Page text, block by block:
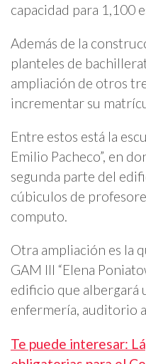
capacidad para 1,100
Además de la
planteles de
ampliación de otros
incrementar su
Entre estos está la
Emilio Pacheco”, en
segunda parte del
cúbiculos de
computo.
Otra ampliación es la
GAM III “Elena
edificio que albergará
enfermería, auditorio
Te puede interesar: